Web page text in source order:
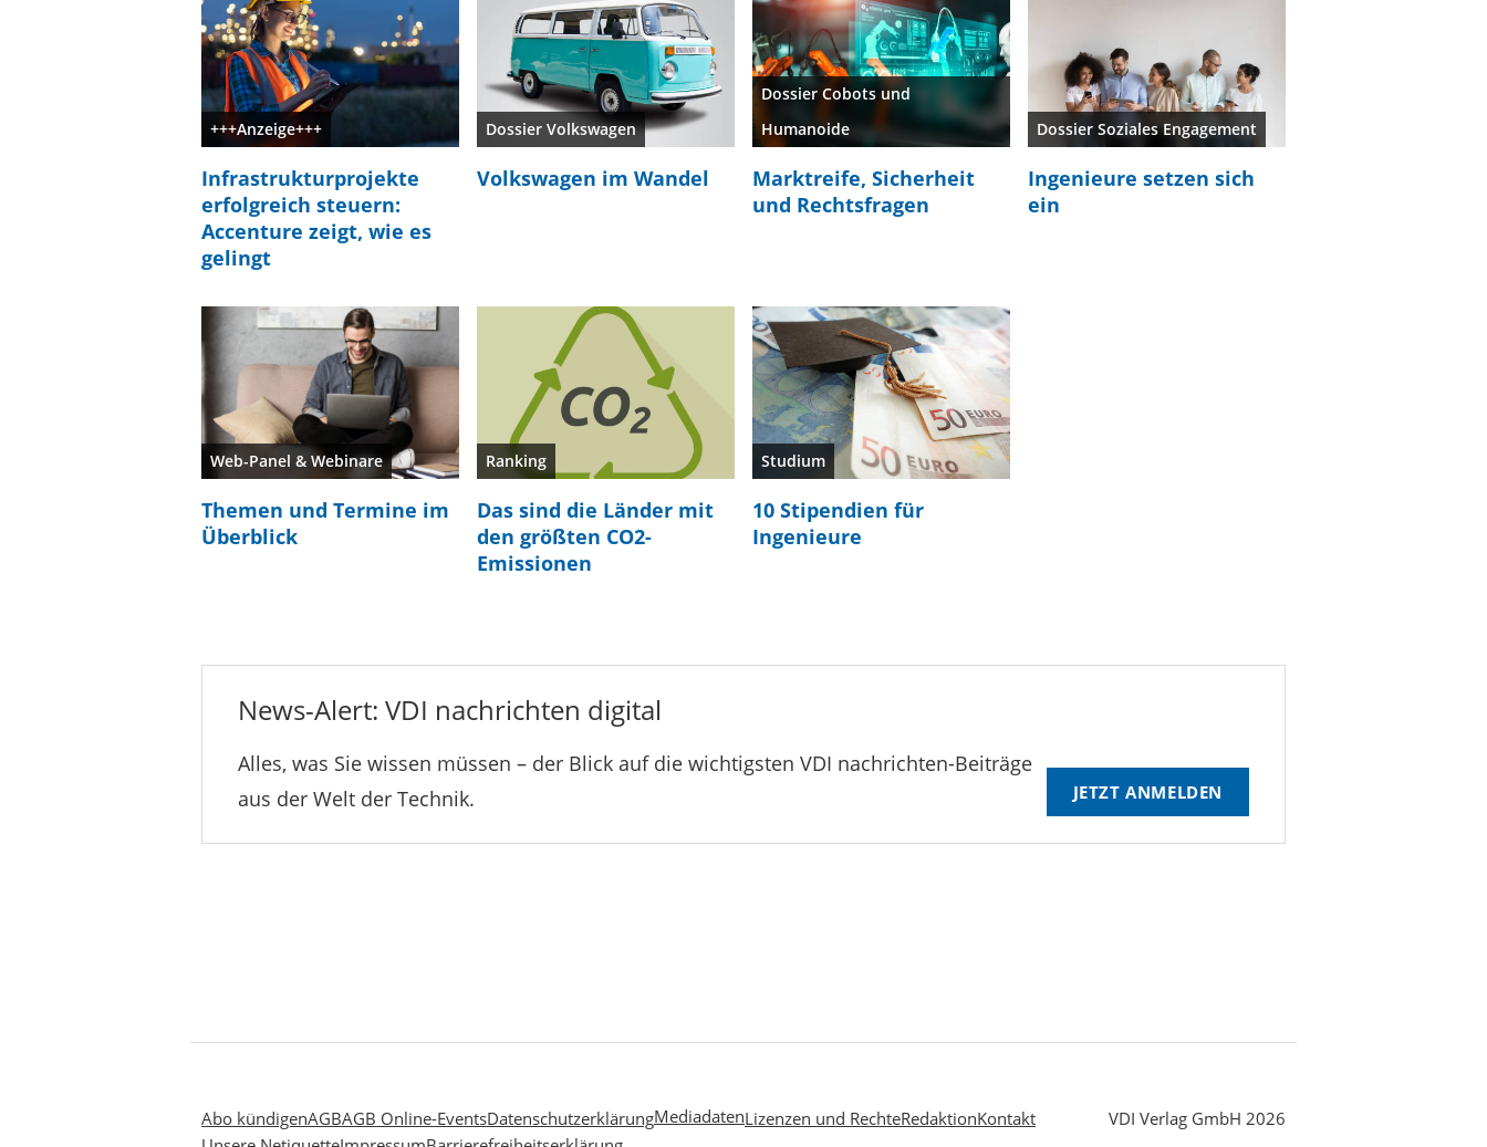
+++Anzeige+++
Infrastrukturprojekte
erfolgreich steuern:
Accenture zeigt, wie es
gelingt
Dossier Volkswagen
Volkswagen im Wandel
Dossier Cobots und
Humanoide
Marktreife, Sicherheit
und Rechtsfragen
Dossier Soziales Engagement
Ingenieure setzen sich
ein
Web-Panel & Webinare
Themen und Termine im
Überblick
Ranking
Das sind die Länder mit
den größten CO2-
Emissionen
Studium
10 Stipendien für
Ingenieure
News-Alert: VDI nachrichten digital
Alles, was Sie wissen müssen – der Blick auf die wichtigsten VDI nachrichten-Beiträge
aus der Welt der Technik.
JETZT ANMELDEN
Abo kündigenAGBAGB Online-EventsDatenschutzerklärungMediadatenLizenzen und RechteRedaktionKontakt
VDI Verlag GmbH 2026